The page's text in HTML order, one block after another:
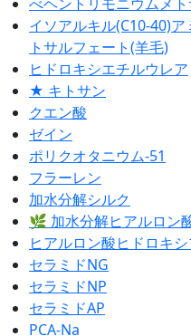
イソアルキル(C10-40)
トサルフェート(羊毛)
ヒドロキシエチルウレア
★ キトサン
クエン酸
ゼイン
ポリクオタニウム-51
フラーレン
加水分解シルク
🌿 加水分解ヒアルロン
ヒアルロン酸ヒドロキ
セラミドNG
セラミドNP
セラミドAP
PCA-Na